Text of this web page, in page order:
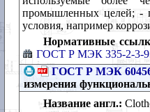
промышленных целей; -
условия, например
Нормативные
ГОСТ Р МЭК 335-2-3-
ГОСТ Р МЭК
измерения
Название англ.: